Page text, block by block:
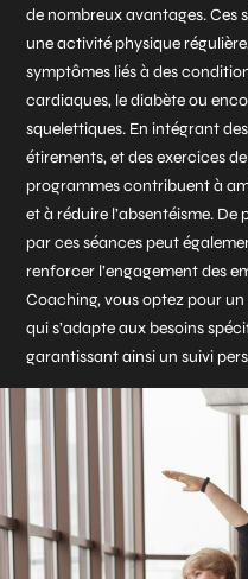
de nombreux avantages. Ces
une activité physique
symptômes liés à des
cardiaques, le diabète ou
squelettiques. En intégrant
étirements, et des exercices
programmes contribuent à
et à réduire l’absentéisme.
par ces séances peut
renforcer l’engagement des
Coaching, vous optez pour
qui s’adapte aux besoins
garantissant ainsi un suivi